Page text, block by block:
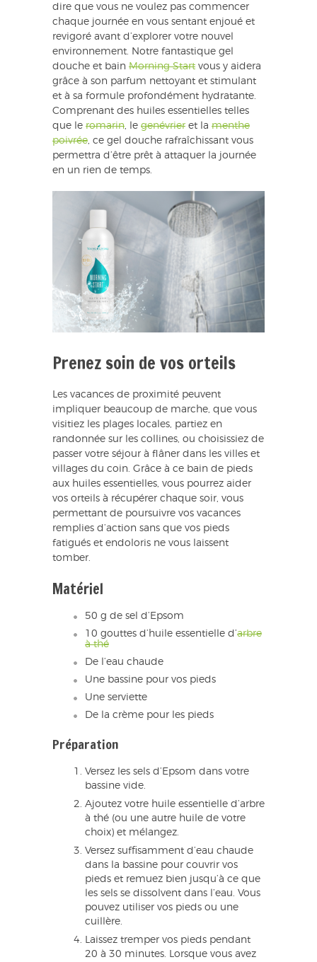
dire que vous ne voulez pas commencer
chaque journée en vous sentant enjoué et
revigoré avant d’explorer votre nouvel
environnement. Notre fantastique gel
douche et bain Morning Start vous y aidera
grâce à son parfum nettoyant et stimulant
et à sa formule profondément hydratante.
Comprenant des huiles essentielles telles
que le romarin, le genévrier et la menthe
poivrée, ce gel douche rafraîchissant vous
permettra d’être prêt à attaquer la journée
en un rien de temps.
Prenez soin de vos orteils
Les vacances de proximité peuvent
impliquer beaucoup de marche, que vous
visitiez les plages locales, partiez en
randonnée sur les collines, ou choisissiez de
passer votre séjour à flâner dans les villes et
villages du coin. Grâce à ce bain de pieds
aux huiles essentielles, vous pourrez aider
vos orteils à récupérer chaque soir, vous
permettant de poursuivre vos vacances
remplies d’action sans que vos pieds
fatigués et endoloris ne vous laissent
tomber.
Matériel
50 g de sel d’Epsom
10 gouttes d’huile essentielle d’arbre
à thé
De l’eau chaude
Une bassine pour vos pieds
Une serviette
De la crème pour les pieds
Préparation
Versez les sels d’Epsom dans votre
bassine vide.
Ajoutez votre huile essentielle d’arbre
à thé (ou une autre huile de votre
choix) et mélangez.
Versez suffisamment d’eau chaude
dans la bassine pour couvrir vos
pieds et remuez bien jusqu’à ce que
les sels se dissolvent dans l’eau. Vous
pouvez utiliser vos pieds ou une
cuillère.
Laissez tremper vos pieds pendant
20 à 30 minutes. Lorsque vous avez